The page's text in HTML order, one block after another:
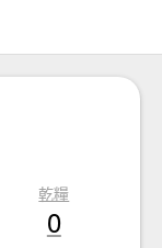
乾糧
0